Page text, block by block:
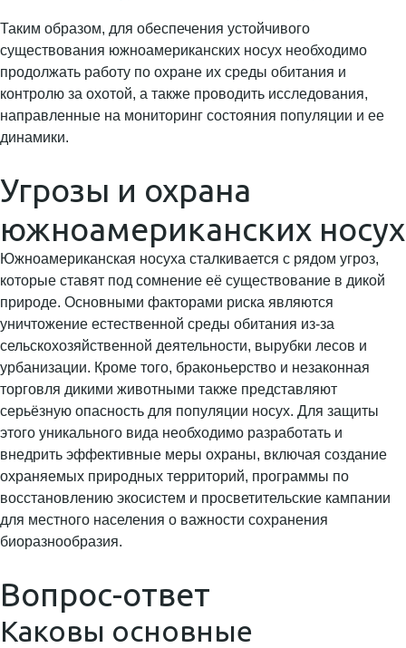
Таким образом, для обеспечения устойчивого
существования южноамериканских носух необходимо
продолжать работу по охране их среды обитания и
контролю за охотой, а также проводить исследования,
направленные на мониторинг состояния популяции и ее
динамики.
Угрозы и охрана
южноамериканских носух
Южноамериканская носуха сталкивается с рядом угроз,
которые ставят под сомнение её существование в дикой
природе. Основными факторами риска являются
уничтожение естественной среды обитания из-за
сельскохозяйственной деятельности, вырубки лесов и
урбанизации. Кроме того, браконьерство и незаконная
торговля дикими животными также представляют
серьёзную опасность для популяции носух. Для защиты
этого уникального вида необходимо разработать и
внедрить эффективные меры охраны, включая создание
охраняемых природных территорий, программы по
восстановлению экосистем и просветительские кампании
для местного населения о важности сохранения
биоразнообразия.
Вопрос-ответ
Каковы основные